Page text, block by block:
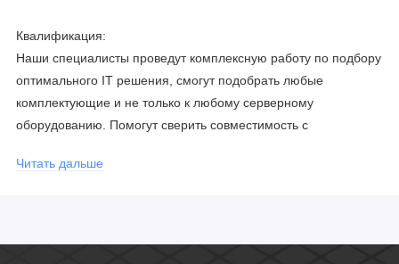
Квалификация:
Наши специалисты проведут комплексную работу по подбору
оптимального IT решения, смогут подобрать любые
комплектующие и не только к любому серверному
оборудованию. Помогут сверить совместимость с
официальными производителями и проводим регулярное
Читать дальше